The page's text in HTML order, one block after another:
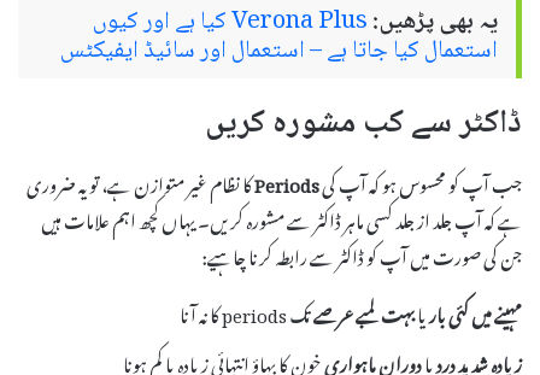
یہ بھی پڑھیں: Verona Plus کیا ہے اور کیوں
استعمال کیا جاتا ہے – استعمال اور سائیڈ ایفیکٹس
ڈاکٹر سے کب مشورہ کریں
جب آپ کو محسوس ہو کہ آپ کیPeriodsکا نظام غیر متوازن ہے، تو یہ ضروری
ہے کہ آپ جلد از جلد کسی ماہر ڈاکٹر سے مشورہ کریں۔ یہاں کچھ اہم علامات ہیں
جن کی صورت میں آپ کو ڈاکٹر سے رابطہ کرنا چاہیے:
مہینے میں کئی باریابہت لمبے عرصےتک periods کا نہ آنا
زیادہ شدید دردیادورانِ ماہواریخون کا بہاؤ انتہائی زیادہ یا کم ہونا